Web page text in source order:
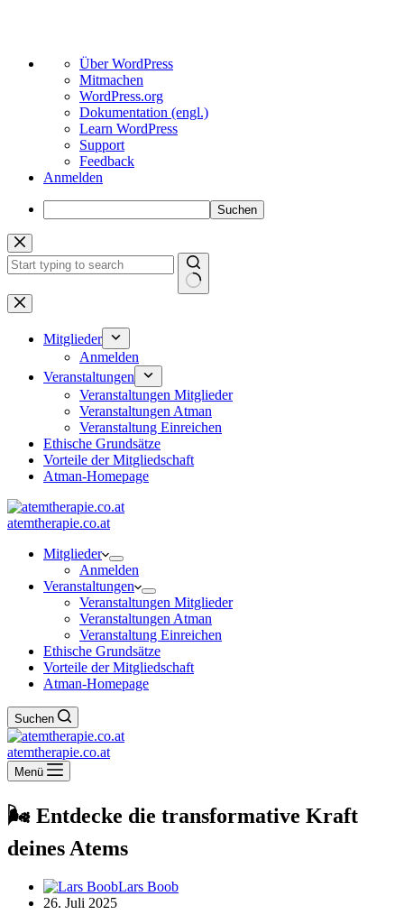
Über
WordPress
Über WordPress
Mitmachen
WordPress.org
Dokumentation (engl.)
Learn WordPress
Support
Feedback
Anmelden
Suchen
Zum
Inhalt
springen
Keine
Ergebnisse
Mitglieder
Anmelden
Veranstaltungen
Veranstaltungen Mitglieder
Veranstaltungen Atman
Veranstaltung Einreichen
Ethische Grundsätze
Vorteile der Mitgliedschaft
Atman-Homepage
atemtherapie.co.at
Mitglieder
Anmelden
Veranstaltungen
Veranstaltungen Mitglieder
Veranstaltungen Atman
Veranstaltung Einreichen
Ethische Grundsätze
Vorteile der Mitgliedschaft
Atman-Homepage
Suchen
atemtherapie.co.at
Menü
🌬️ Entdecke die transformative Kraft
deines Atems
Lars Boob
26. Juli 2025